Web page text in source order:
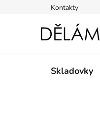
Kontakty
Skladovky